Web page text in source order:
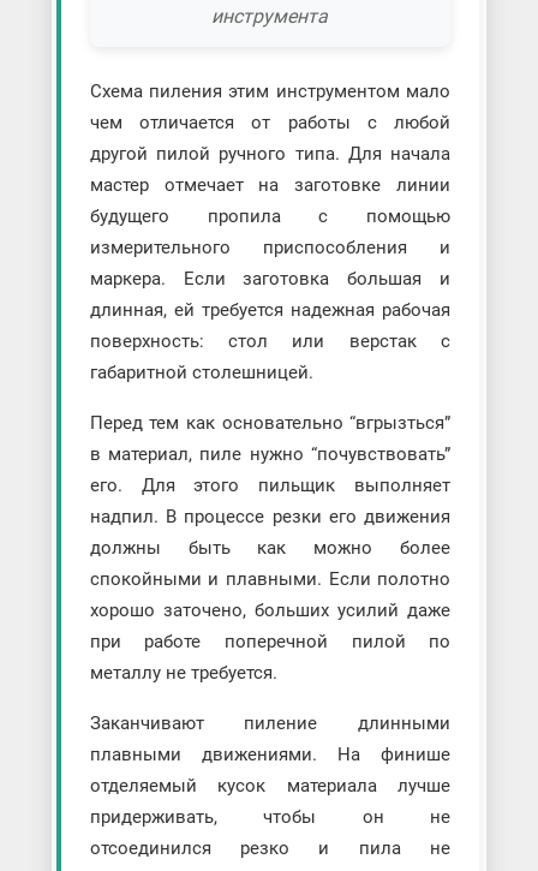
инструмента
Схема пиления этим инструментом мало
чем отличается от работы с любой
другой пилой ручного типа. Для начала
мастер отмечает на заготовке линии
будущего пропила с помощью
измерительного приспособления и
маркера. Если заготовка большая и
длинная, ей требуется надежная рабочая
поверхность: стол или верстак с
габаритной столешницей.
Перед тем как основательно “вгрызться”
в материал, пиле нужно “почувствовать”
его. Для этого пильщик выполняет
надпил. В процессе резки его движения
должны быть как можно более
спокойными и плавными. Если полотно
хорошо заточено, больших усилий даже
при работе поперечной пилой по
металлу не требуется.
Заканчивают пиление длинными
плавными движениями. На финише
отделяемый кусок материала лучше
придерживать, чтобы он не
отсоединился резко и пила не